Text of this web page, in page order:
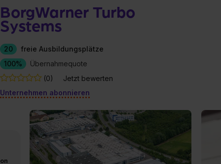
BorgWarner Turbo
Systems
20
freie Ausbildungsplätze
100%
Übernahmequote
(0)
Jetzt bewerten
Unternehmen abonnieren